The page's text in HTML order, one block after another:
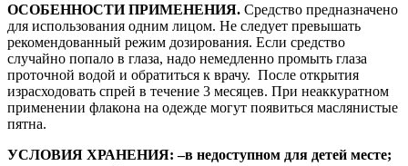
ОСОБЕННОСТИ ПРИМЕНЕНИЯ. Средство предназначено
для использования одним лицом. Не следует превышать
рекомендованный режим дозирования. Если средство
случайно попало в глаза, надо немедленно промыть глаза
проточной водой и обратиться к врачу. После открытия
израсходовать спрей в течение 3 месяцев. При неаккуратном
применении флакона на одежде могут появиться маслянистые
пятна.
УСЛОВИЯ ХРАНЕНИЯ: –в недоступном для детей месте;